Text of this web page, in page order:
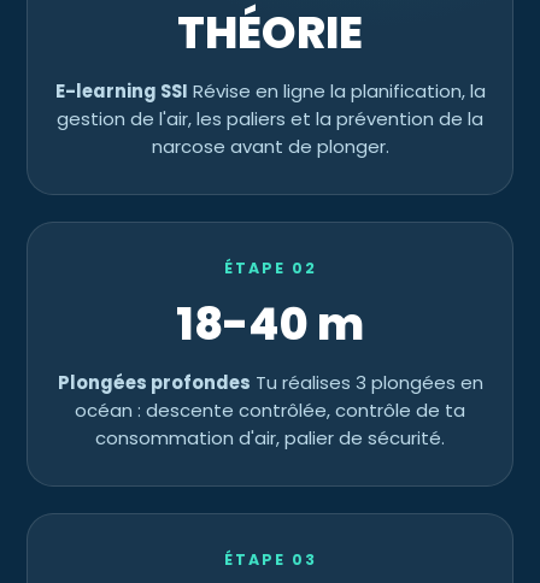
THÉORIE
E-learning SSI Révise en ligne la planification, la
gestion de l'air, les paliers et la prévention de la
narcose avant de plonger.
ÉTAPE 02
18-40 m
Plongées profondes Tu réalises 3 plongées en
océan : descente contrôlée, contrôle de ta
consommation d'air, palier de sécurité.
ÉTAPE 03